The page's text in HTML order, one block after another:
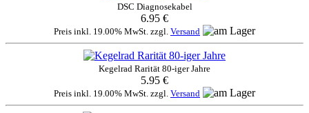
DSC Diagnosekabel
6.95 €
Preis inkl. 19.00% MwSt. zzgl. Versand
Kegelrad Rarität 80-iger Jahre
5.95 €
Preis inkl. 19.00% MwSt. zzgl. Versand